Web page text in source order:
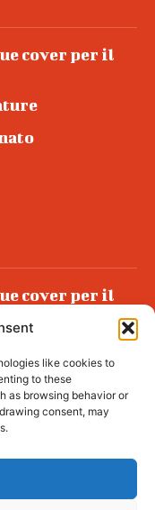
like cookies to
to these
as browsing behavior or
consent, may
cover per il
cover per il